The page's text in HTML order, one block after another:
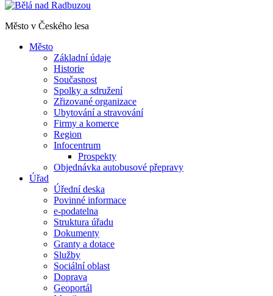
Město v Českého lesa
Město
Základní údaje
Historie
Současnost
Spolky a sdružení
Zřizované organizace
Ubytování a stravování
Firmy a komerce
Region
Infocentrum
Prospekty
Objednávka autobusové přepravy
Úřad
Úřední deska
Povinné informace
e-podatelna
Struktura úřadu
Dokumenty
Granty a dotace
Služby
Sociální oblast
Doprava
Geoportál